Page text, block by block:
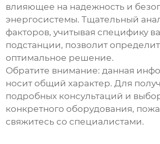
влияющее на надежность и
энергосистемы. Тщательный
факторов, учитывая специфику
подстанции, позволит
оптимальное решение.
Обратите внимание: данная
носит общий характер. Для
подробных консультаций и
конкретного оборудования,
свяжитесь со специалистами.